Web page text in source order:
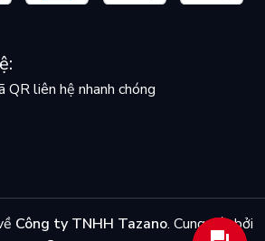
QR liên hệ nhanh chóng
Công ty TNHH Tazano. Cung cấp bởi